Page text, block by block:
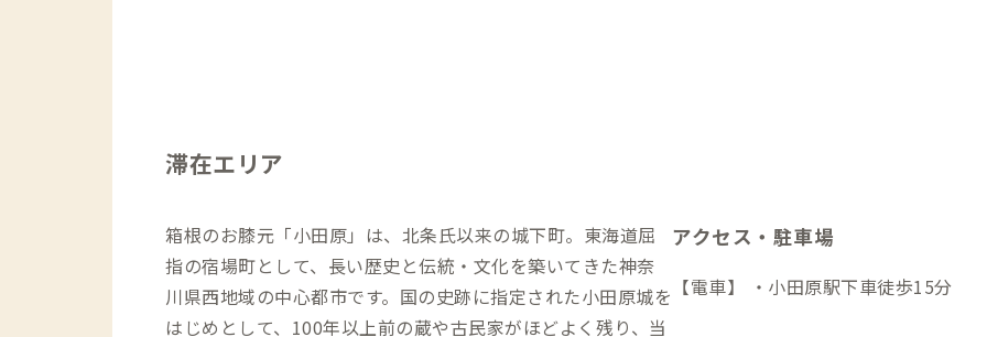
滞在エリア
箱根のお膝元「小田原」は、北条氏以来の城下町。東海道屈
指の宿場町として、長い歴史と伝統・文化を築いてきた神奈
川県西地域の中心都市です。国の史跡に指定された小田原城を
はじめとして、100年以上前の蔵や古民家がほどよく残り、当
アクセス・駐車場
【電車】 ・小田原駅下車徒歩15分